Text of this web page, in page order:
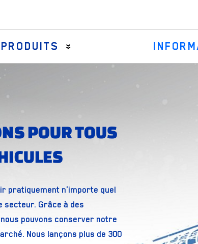
PRODUITS
Kits de soufflets de crémaillère de
Ensembles biellettes de direction de
POUR TOUS
pratiquement n'importe quel
secteur. Grâce à des
pouvons conserver notre
Nous lançons plus de 300